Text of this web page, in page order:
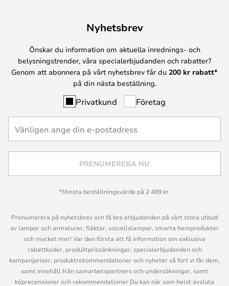
Nyhetsbrev
Önskar du information om aktuella inrednings- och
belysningstrender, våra specialerbjudanden och rabatter?
Genom att abonnera på vårt nyhetsbrev får du 200 kr rabatt*
på din nästa beställning.
Privatkund Företag
PRENUMERERA NU
*Minsta beställningsvärde på 2 499 kr.
Prenumerera på nyhetsbrev och få bra erbjudanden på vårt stora utbud
av lampor och armaturer, fläktar, solcellslampor, smarta hemprodukter
och mycket mer! Var den första att få information om exklusiva
rabattkoder, produktprissänkningar, specialerbjudanden och
kampanjpriser, produktrekommendationer och nyheter så fort vi får dem,
samt innehåll från samarbetspartners och undersökningar, samt
köprecensioner och rekommendationer Du kan när som helst avsluta